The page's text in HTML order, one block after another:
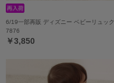
6/19一部再販 ディズニー ベビーリュック
7876
￥3,850